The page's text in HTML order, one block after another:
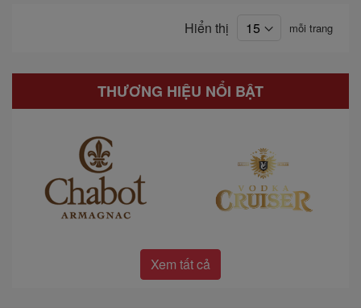
Hiển thị mỗi trang
THƯƠNG HIỆU NỔI BẬT
Xem tất cả